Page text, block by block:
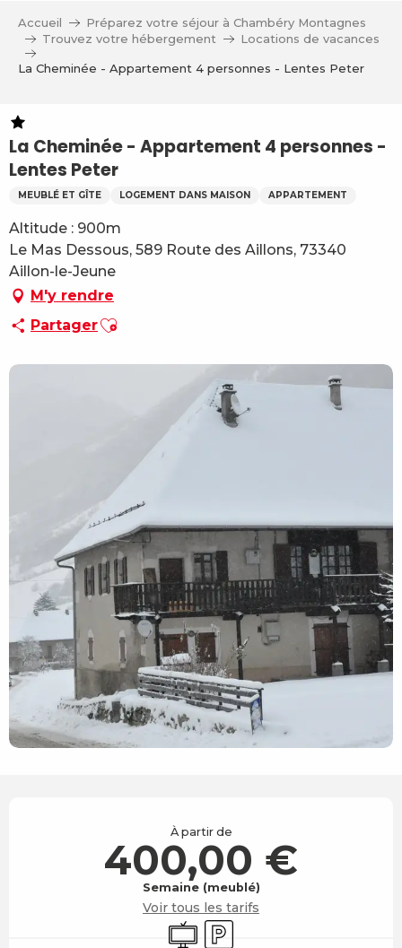
contenu
principal
Accueil
Préparez votre séjour à Chambéry Montagnes
Trouvez votre hébergement
Locations de vacances
La Cheminée - Appartement 4 personnes - Lentes Peter
La Cheminée - Appartement 4 personnes -
Lentes Peter
MEUBLÉ ET GÎTE LOGEMENT DANS MAISON APPARTEMENT
Altitude : 900m
Le Mas Dessous, 589 Route des Aillons, 73340
Aillon-le-Jeune
M'y rendre
PartagerAjouter aux favoris
À partir de
400,00 €
Semaine (meublé)
Voir tous les tarifs
Télévision
Parking